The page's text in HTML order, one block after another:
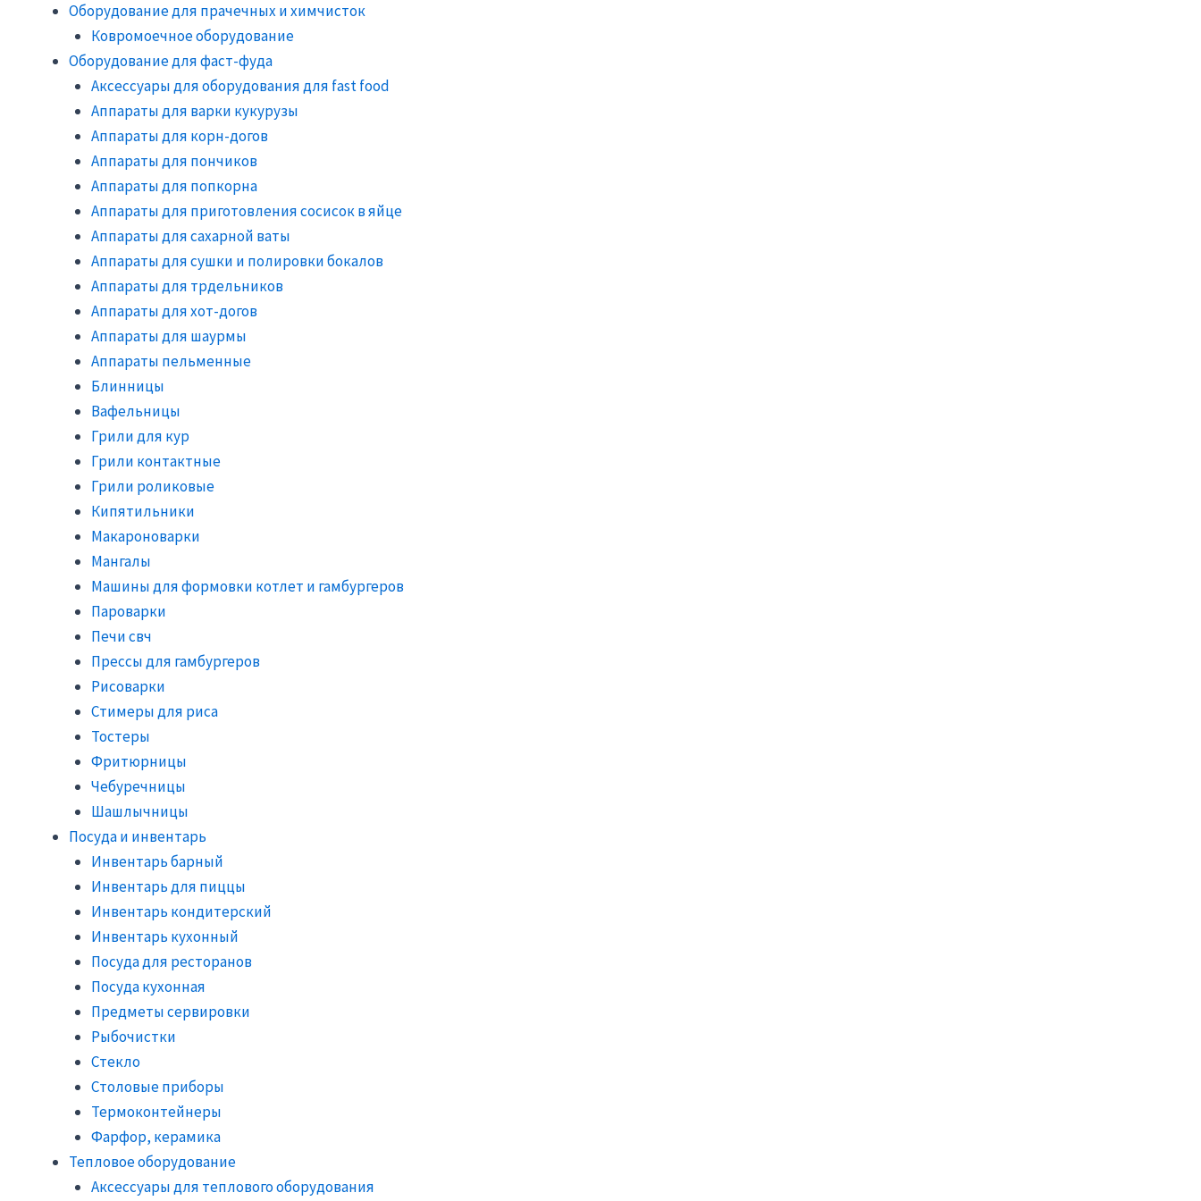
Оборудование для прачечных и химчисток
Ковромоечное оборудование
Оборудование для фаст-фуда
Аксессуары для оборудования для fast food
Аппараты для варки кукурузы
Аппараты для корн-догов
Аппараты для пончиков
Аппараты для попкорна
Аппараты для приготовления сосисок в яйце
Аппараты для сахарной ваты
Аппараты для сушки и полировки бокалов
Аппараты для трдельников
Аппараты для хот-догов
Аппараты для шаурмы
Аппараты пельменные
Блинницы
Вафельницы
Грили для кур
Грили контактные
Грили роликовые
Кипятильники
Макароноварки
Мангалы
Машины для формовки котлет и гамбургеров
Пароварки
Печи свч
Прессы для гамбургеров
Рисоварки
Стимеры для риса
Тостеры
Фритюрницы
Чебуречницы
Шашлычницы
Посуда и инвентарь
Инвентарь барный
Инвентарь для пиццы
Инвентарь кондитерский
Инвентарь кухонный
Посуда для ресторанов
Посуда кухонная
Предметы сервировки
Рыбочистки
Стекло
Столовые приборы
Термоконтейнеры
Фарфор, керамика
Тепловое оборудование
Аксессуары для теплового оборудования